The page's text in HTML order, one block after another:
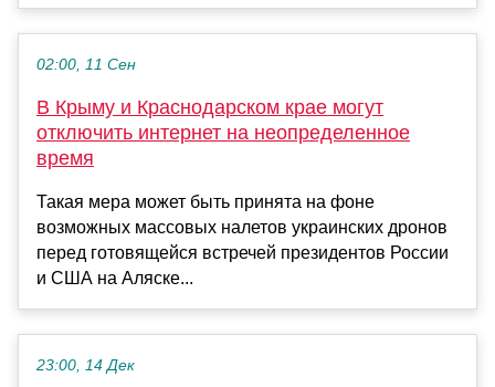
02:00, 11 Сен
В Крыму и Краснодарском крае могут
отключить интернет на неопределенное
время
Такая мера может быть принята на фоне
возможных массовых налетов украинских дронов
перед готовящейся встречей президентов России
и США на Аляске...
23:00, 14 Дек